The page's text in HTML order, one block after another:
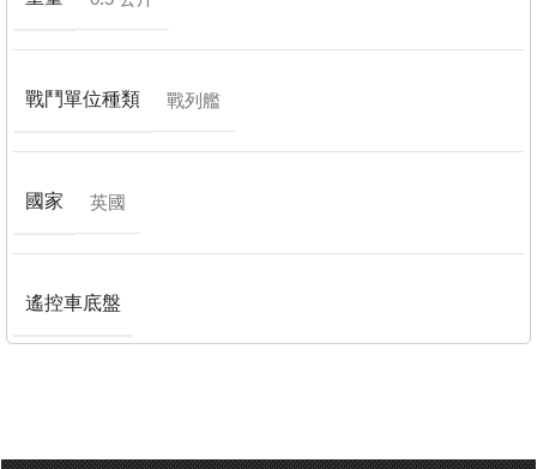
戰鬥單位種類 戰列艦
國家 英國
遙控車底盤